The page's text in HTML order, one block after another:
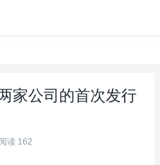
家公司的首次发行
阅读 162